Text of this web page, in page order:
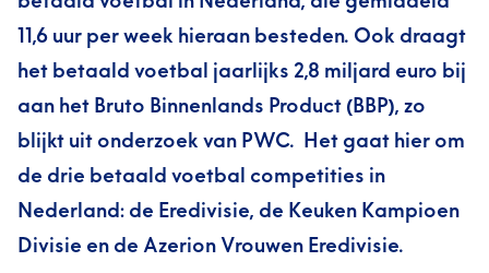
11,6 uur per week hieraan besteden. Ook draagt
het betaald voetbal jaarlijks 2,8 miljard euro bij
aan het Bruto Binnenlands Product (BBP), zo
blijkt uit onderzoek van PWC. Het gaat hier om
de drie betaald voetbal competities in
Nederland: de Eredivisie, de Keuken Kampioen
Divisie en de Azerion Vrouwen Eredivisie.